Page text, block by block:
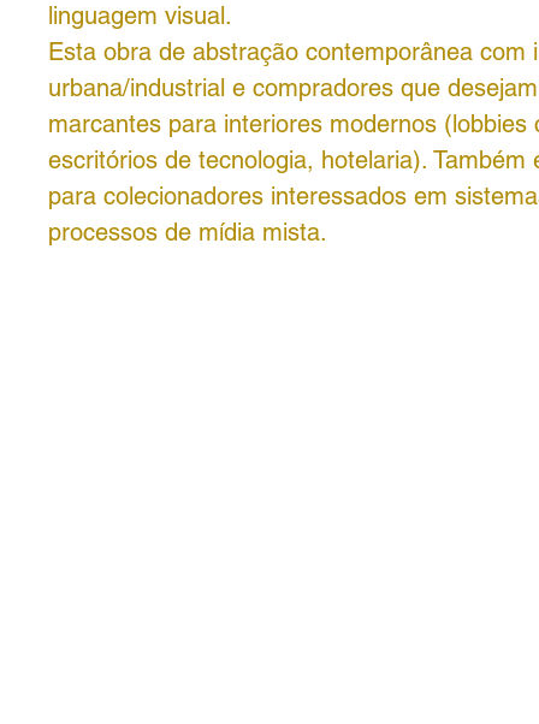
linguagem visual.
Esta obra de abstração contemporânea com
urbana/industrial e compradores que
marcantes para interiores modernos (lobbies
escritórios de tecnologia, hotelaria). Também
para colecionadores interessados ​​em
processos de mídia mista.